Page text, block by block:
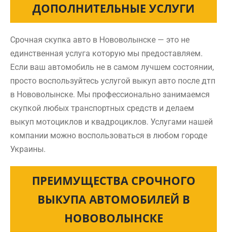
ДОПОЛНИТЕЛЬНЫЕ УСЛУГИ
Срочная скупка авто в Нововолынске — это не
единственная услуга которую мы предоставляем.
Если ваш автомобиль не в самом лучшем состоянии,
просто воспользуйтесь услугой выкуп авто после дтп
в Нововолынске. Мы профессионально занимаемся
скупкой любых транспортных средств и делаем
выкуп мотоциклов и квадроциклов. Услугами нашей
компании можно воспользоваться в любом городе
Украины.
ПРЕИМУЩЕСТВА СРОЧНОГО
ВЫКУПА АВТОМОБИЛЕЙ В
НОВОВОЛЫНСКЕ